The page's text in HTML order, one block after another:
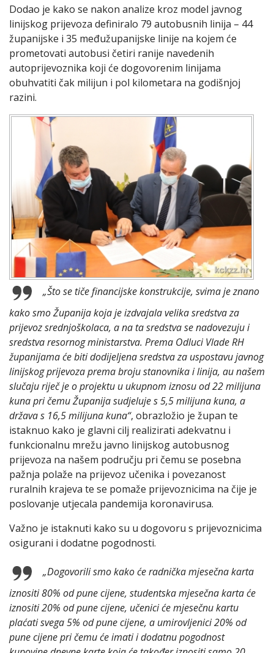
Dodao je kako se nakon analize kroz model javnog
linijskog prijevoza definiralo 79 autobusnih linija – 44
županijske i 35 međužupanijske linije na kojem će
prometovati autobusi četiri ranije navedenih
autoprijevoznika koji će dogovorenim linijama
obuhvatiti čak milijun i pol kilometara na godišnjoj
razini.
„Što se tiče financijske konstrukcije, svima je znano
kako smo Županija koja je izdvajala velika sredstva za
prijevoz srednjoškolaca, a na ta sredstva se nadovezuju i
sredstva resornog ministarstva. Prema Odluci Vlade RH
županijama će biti dodijeljena sredstva za uspostavu javnog
linijskog prijevoza prema broju stanovnika i linija, au našem
slučaju riječ je o projektu u ukupnom iznosu od 22 milijuna
kuna pri čemu Županija sudjeluje s 5,5 milijuna kuna, a
država s 16,5 milijuna kuna“, obrazložio je župan te
istaknuo kako je glavni cilj realizirati adekvatnu i
funkcionalnu mrežu javno linijskog autobusnog
prijevoza na našem području pri čemu se posebna
pažnja polaže na prijevoz učenika i povezanost
ruralnih krajeva te se pomaže prijevoznicima na čije je
poslovanje utjecala pandemija koronavirusa.
Važno je istaknuti kako su u dogovoru s prijevoznicima
osigurani i dodatne pogodnosti.
„Dogovorili smo kako će radnička mjesečna karta
iznositi 80% od pune cijene, studentska mjesečna karta će
iznositi 20% od pune cijene, učenici će mjesečnu kartu
plaćati svega 5% od pune cijene, a umirovljenici 20% od
pune cijene pri čemu će imati i dodatnu pogodnost